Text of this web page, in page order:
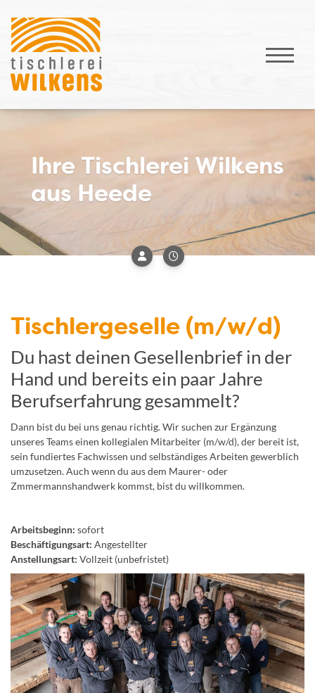
Ihre Tischlerei Wilkens
aus Heede
Tischlergeselle (m/w/d)
Du hast deinen Gesellenbrief in der
Hand und bereits ein paar Jahre
Berufserfahrung gesammelt?
Dann bist du bei uns genau richtig. Wir suchen zur Ergänzung
unseres Teams einen kollegialen Mitarbeiter (m/w/d), der bereit ist,
sein fundiertes Fachwissen und selbständiges Arbeiten gewerblich
umzusetzen. Auch wenn du aus dem Maurer- oder
Zmmermannshandwerk kommst, bist du willkommen.
Arbeitsbeginn: sofort
Beschäftigungsart: Angestellter
Anstellungsart: Vollzeit (unbefristet)